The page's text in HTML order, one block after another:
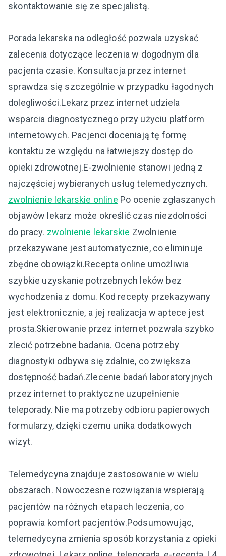
skontaktowanie się ze specjalistą.
Porada lekarska na odległość pozwala uzyskać
zalecenia dotyczące leczenia w dogodnym dla
pacjenta czasie. Konsultacja przez internet
sprawdza się szczególnie w przypadku łagodnych
dolegliwości.Lekarz przez internet udziela
wsparcia diagnostycznego przy użyciu platform
internetowych. Pacjenci doceniają tę formę
kontaktu ze względu na łatwiejszy dostęp do
opieki zdrowotnej.E-zwolnienie stanowi jedną z
najczęściej wybieranych usług telemedycznych.
zwolnienie lekarskie online Po ocenie zgłaszanych
objawów lekarz może określić czas niezdolności
do pracy. zwolnienie lekarskie Zwolnienie
przekazywane jest automatycznie, co eliminuje
zbędne obowiązki.Recepta online umożliwia
szybkie uzyskanie potrzebnych leków bez
wychodzenia z domu. Kod recepty przekazywany
jest elektronicznie, a jej realizacja w aptece jest
prosta.Skierowanie przez internet pozwala szybko
zlecić potrzebne badania. Ocena potrzeby
diagnostyki odbywa się zdalnie, co zwiększa
dostępność badań.Zlecenie badań laboratoryjnych
przez internet to praktyczne uzupełnienie
teleporady. Nie ma potrzeby odbioru papierowych
formularzy, dzięki czemu unika dodatkowych
wizyt.
Telemedycyna znajduje zastosowanie w wielu
obszarach. Nowoczesne rozwiązania wspierają
pacjentów na różnych etapach leczenia, co
poprawia komfort pacjentów.Podsumowując,
telemedycyna zmienia sposób korzystania z opieki